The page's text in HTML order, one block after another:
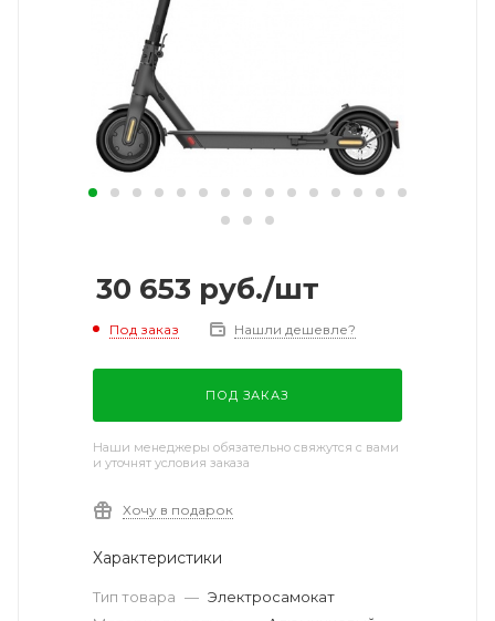
30 653 руб./шт
Под заказ Нашли дешевле?
ПОД ЗАКАЗ
Наши менеджеры обязательно свяжутся с вами
и уточнят условия заказа
Хочу в подарок
Характеристики
Тип товара — Электросамокат